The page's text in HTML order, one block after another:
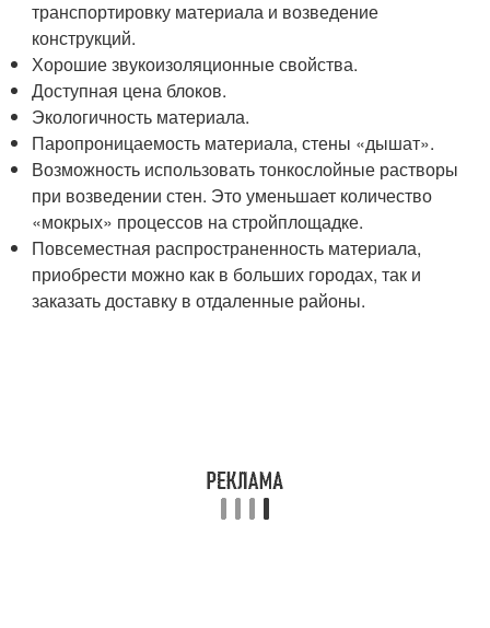
транспортировку материала и возведение
конструкций.
Хорошие звукоизоляционные свойства.
Доступная цена блоков.
Экологичность материала.
Паропроницаемость материала, стены «дышат».
Возможность использовать тонкослойные растворы
при возведении стен. Это уменьшает количество
«мокрых» процессов на стройплощадке.
Повсеместная распространенность материала,
приобрести можно как в больших городах, так и
заказать доставку в отдаленные районы.